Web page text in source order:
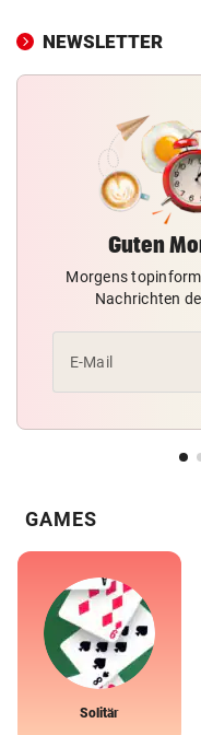
NEWSLETTER
Guten
Morgens
Nachrichten
E-Mail
GAMES
Solitär